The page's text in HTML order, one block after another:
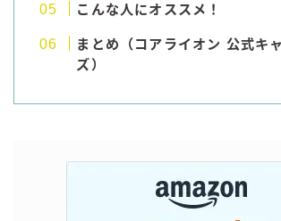
こんな人にオススメ！
まとめ（コアライオン 公式キ
ズ）